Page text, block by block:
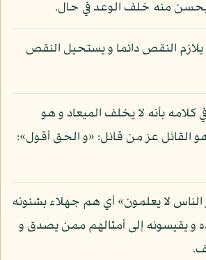
منه خلف الوعد في حال.
النقص دائما و يستحيل النقص
كلامه بأنه لا يخلف الميعاد و هو
القائل عز من قائل: «و الحق أقول»:
الناس لا يعلمون» أي هم جهلاء بشئونه
و يقيسونه إلى أمثالهم ممن يصدق و